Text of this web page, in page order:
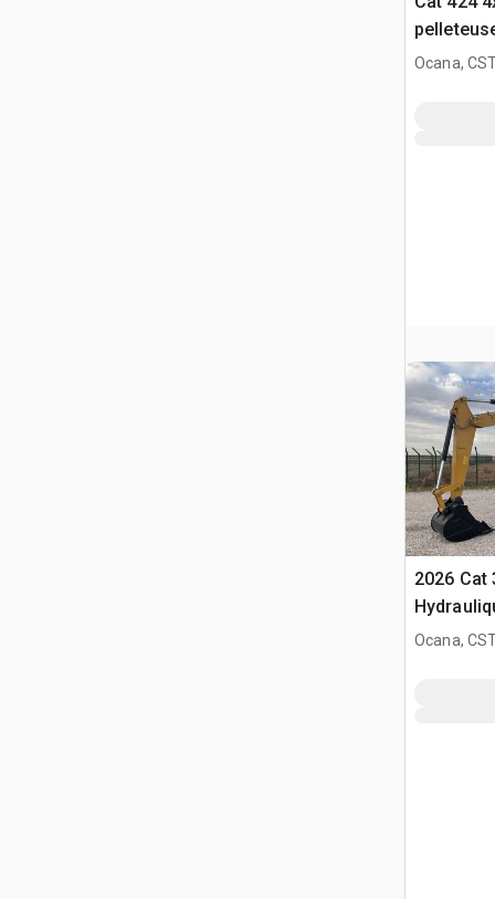
Ocana,
2026 Cat
(Unused)
Ocana,